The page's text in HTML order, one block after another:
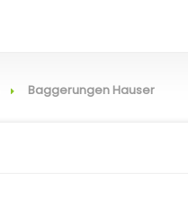
Baggerungen Hauser